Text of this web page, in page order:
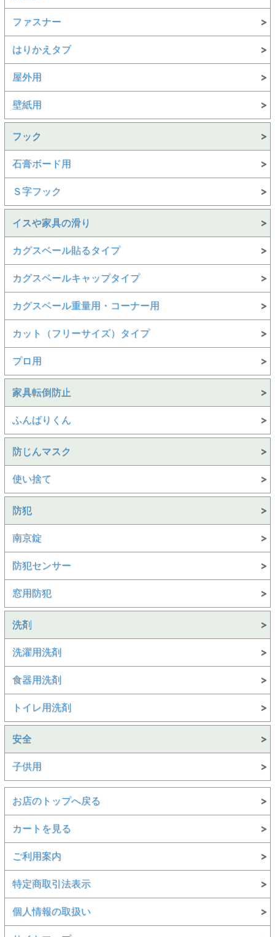
ファスナー
はりかえタブ
屋外用
壁紙用
フック
石膏ボード用
Ｓ字フック
イスや家具の滑り
カグスベール貼るタイプ
カグスベールキャップタイプ
カグスベール重量用・コーナー用
カット（フリーサイズ）タイプ
プロ用
家具転倒防止
ふんばりくん
防じんマスク
使い捨て
防犯
南京錠
防犯センサー
窓用防犯
洗剤
洗濯用洗剤
食器用洗剤
トイレ用洗剤
安全
子供用
お店のトップへ戻る
カートを見る
ご利用案内
特定商取引法表示
個人情報の取扱い